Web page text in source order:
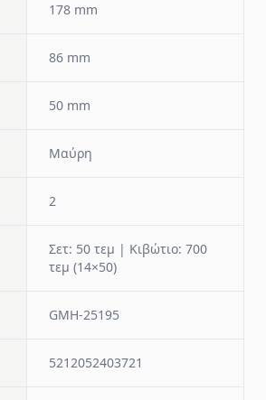
178 mm
86 mm
50 mm
Μαύρη
2
Σετ: 50 τεμ | Κιβώτιο: 700
τεμ (14×50)
GMH-25195
5212052403721